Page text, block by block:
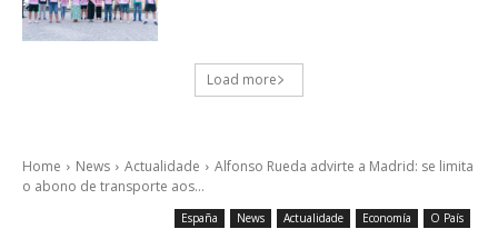
Load more